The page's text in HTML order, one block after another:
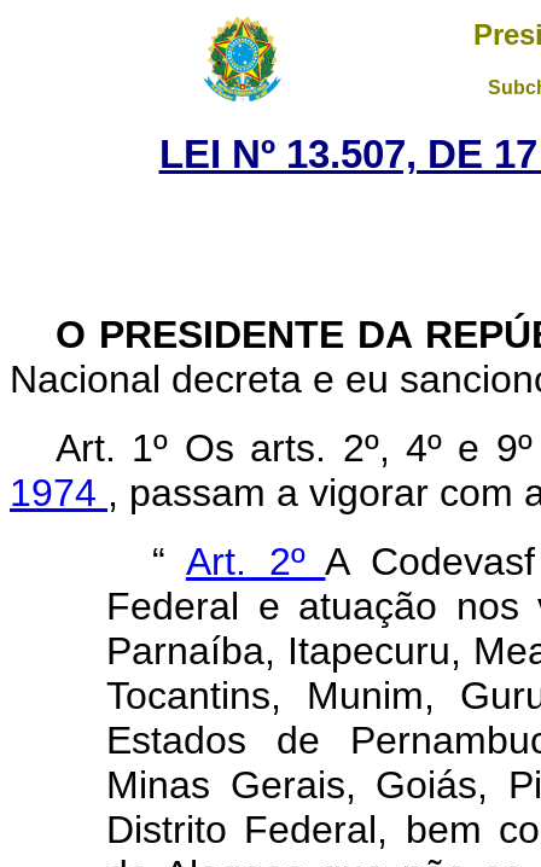
LEI Nº 13.507, DE
O PRESIDENTE DA
Nacional decreta e eu
Art. 1º Os arts. 2º, 4º e
1974 , passam a vigorar com
“ Art. 2ºA
Federal e atuação nos
Parnaíba, Itapecuru,
Tocantins, Munim,
Estados de
Minas Gerais, Goiás,
Distrito Federal, bem